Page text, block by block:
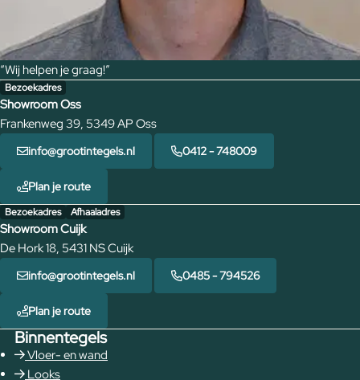
“Wij helpen je graag!”
Bezoekadres
Showroom Oss
Frankenweg 39, 5349 AP Oss
info@grootintegels.nl 0412 - 748009
Plan je route
Bezoekadres Afhaaladres
Showroom Cuijk
De Hork 18, 5431 NS Cuijk
info@grootintegels.nl 0485 - 794526
Plan je route
Binnentegels
Vloer- en wand
Looks